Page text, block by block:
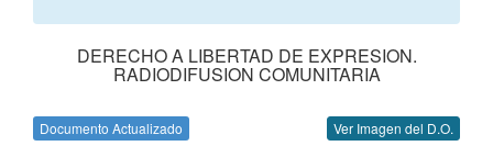
DERECHO A LIBERTAD DE EXPRESION.
RADIODIFUSION COMUNITARIA
Documento Actualizado Ver Imagen del D.O.